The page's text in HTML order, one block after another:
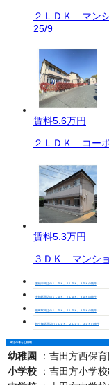
２ＬＤＫ マン
25/9
賃料5.6万円
２ＬＤＫ コー
賃料5.3万円
３ＤＫ マンシ
豊橋市周辺の１ＬＤＫ、２ＬＤＫ、３ＤＫの物件
豊橋駅周辺の１ＬＤＫ、２ＬＤＫ、３ＤＫの物件
船町駅周辺の１ＬＤＫ、２ＬＤＫ、３ＤＫの物件
柳生橋駅周辺の１ＬＤＫ、２ＬＤＫ、３ＤＫの物件
周辺の暮らし情報
幼稚園 ： 吉田方西保
小学校
： 吉田方小学